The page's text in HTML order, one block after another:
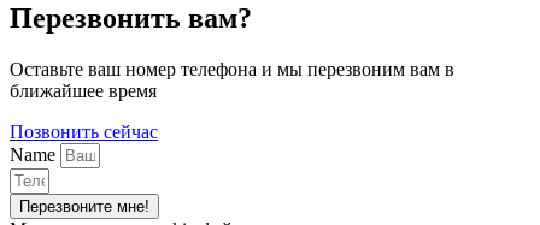
Перезвонить вам?
Оставьте ваш номер телефона и мы перезвоним вам в
ближайшее время
Позвонить сейчас
Name
Перезвоните мне!